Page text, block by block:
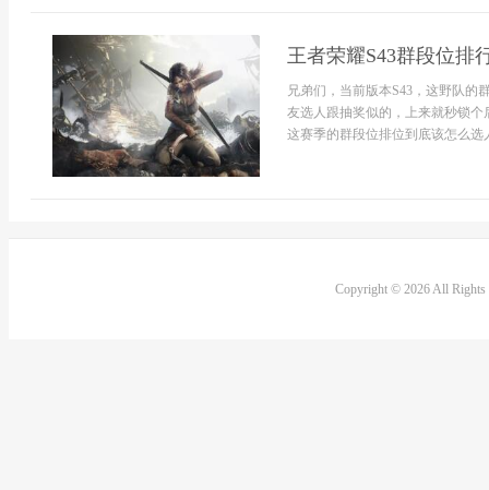
王者荣耀S43群段位排
兄弟们，当前版本S43，这野队的
友选人跟抽奖似的，上来就秒锁
这赛季的群段位排位到底该怎么
Copyright © 2026 All